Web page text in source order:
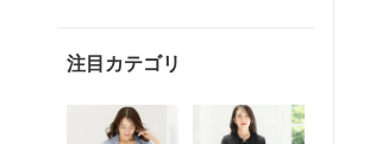
注目カテゴリ